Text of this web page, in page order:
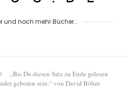
und noch mehr Bücher...
„Bis Du diesen Satz zu Ende gelesen
geboren sein.“ von David Böhm